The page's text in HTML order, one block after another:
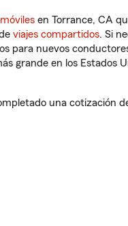
en Torrance, CA
viajes compartidos. Si
para nuevos
grande en los Estados
una cotización